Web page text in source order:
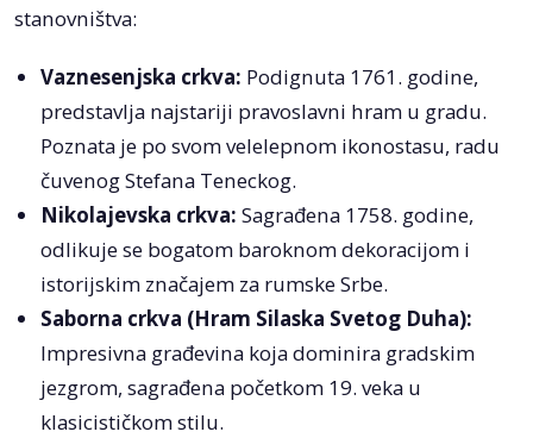
stanovništva:
Vaznesenjska crkva: Podignuta 1761. godine,
predstavlja najstariji pravoslavni hram u gradu.
Poznata je po svom velelepnom ikonostasu, radu
čuvenog Stefana Teneckog.
Nikolajevska crkva: Sagrađena 1758. godine,
odlikuje se bogatom baroknom dekoracijom i
istorijskim značajem za rumske Srbe.
Saborna crkva (Hram Silaska Svetog Duha):
Impresivna građevina koja dominira gradskim
jezgrom, sagrađena početkom 19. veka u
klasicističkom stilu.